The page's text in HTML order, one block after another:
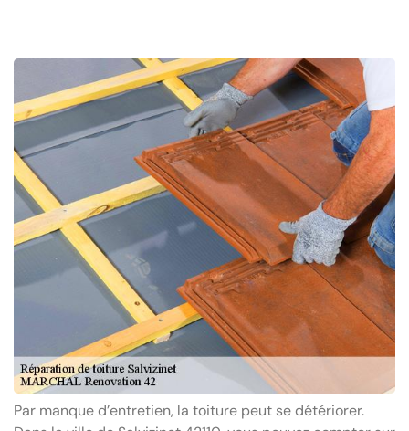
Par manque d’entretien, la toiture peut se détériorer.